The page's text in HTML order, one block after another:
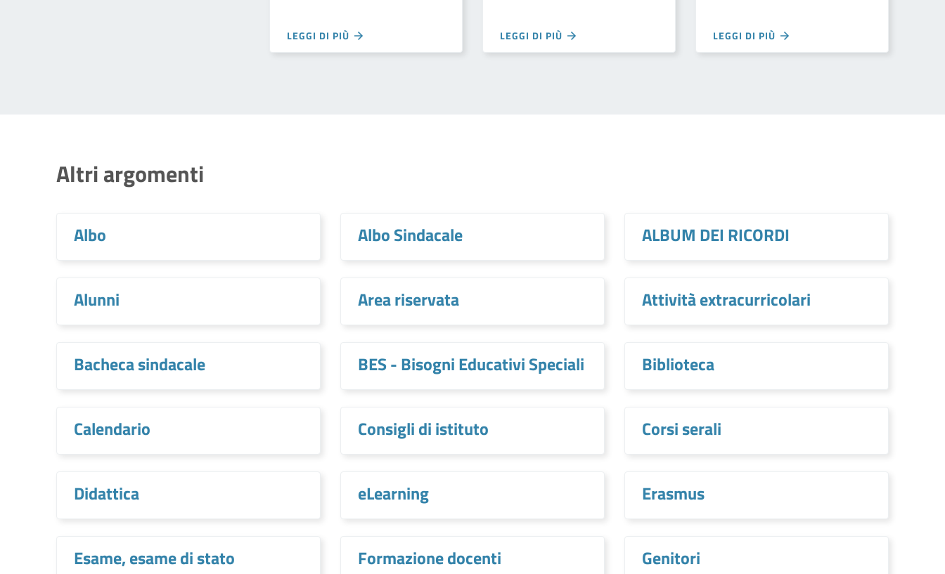
LEGGI DI PIÙ LEGGI DI PIÙ LEGGI DI PIÙ
Altri argomenti
Albo Albo Sindacale ALBUM DEI RICORDI
Alunni Area riservata Attività extracurricolari
Bacheca sindacale BES - Bisogni Educativi Speciali Biblioteca
Calendario Consigli di istituto Corsi serali
Didattica eLearning Erasmus
Esame, esame di stato Formazione docenti Genitori